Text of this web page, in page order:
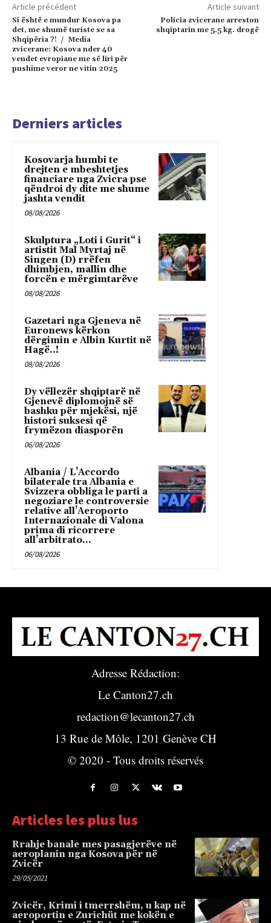
Article précédent
Si është e mundur Kosova pa
det, me shumë turiste se sa
Shqipëria ?! / Media
zvicerane: Kosova nder 40
vendet evropiane me së liri për
pushime veror ne vitin 2025
Article suivant
Policia zvicerane arreston
shqiptarin me 5.5 kg. drogë
Derniers articles
Kosovarja humbi te
drejten e mbeshtetjes
financiare nga Zvicra pse
qëndroi dy dite me shume
jashta vendit
08/08/2026
Skulptura „Loti i Gurit“ i
artistit Mal Myrtaj në
Singen (D) rrëfen
dhimbjen, mallin dhe
forcën e mërgimtarëve
08/08/2026
Gazetari nga Gjeneva në
Euronews kërkon
dërgimin e Albin Kurtit në
Hagë..!
08/08/2026
Dy vëllezër shqiptarë në
Gjenevë diplomojnë së
bashku për mjekësi, një
histori suksesi që
frymëzon diasporën
06/08/2026
Albania / L’Accordo
bilaterale tra Albania e
Svizzera obbliga le parti a
negoziare le controversie
relative all’Aeroporto
Internazionale di Valona
prima di ricorrere
all’arbitrato...
06/08/2026
Adresse Rédaction:
Le Canton27.ch
redaction@lecanton27.ch
13 Rue de Môle, 1201 Genève CH
© 2020 - Tous droits réservés
Articles les plus lus
Rrahje banale mes pasagjerëve në
aeroplanin nga Kosova për në
Zvicër
29/05/2021
Zvicër, Krimi i tmerrshëm, u kap në
aeroportin e Zurichüt me kokën e